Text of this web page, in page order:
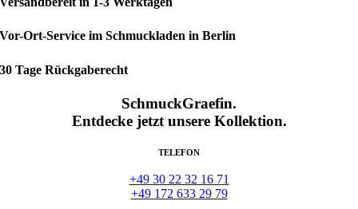
Vor-Ort-Service im Schmuckladen in Berlin
30 Tage Rückgaberecht
SchmuckGraefin.
Entdecke jetzt unsere Kollektion.
TELEFON
+49 30 22 32 16 71
+49 172 633 29 79